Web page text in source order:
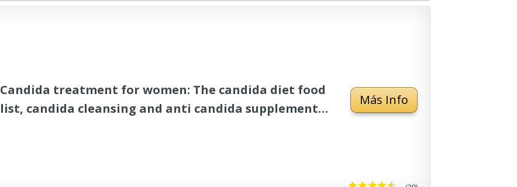
Candida treatment for women: The candida diet food
list, candida cleansing and anti candida supplements
Más Info